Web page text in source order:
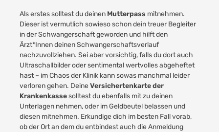
Als erstes solltest du deinen Mutterpass mitnehmen.
Dieser ist vermutlich sowieso schon dein treuer Begleiter
in der Schwangerschaft geworden und hilft den
Ärzt*Innen deinen Schwangerschaftsverlauf
nachzuvollziehen. Sei aber vorsichtig, falls du dort auch
Ultraschallbilder oder sentimental wertvolles abgeheftet
hast – im Chaos der Klinik kann sowas manchmal leider
verloren gehen. DeineVersichertenkarte der
Krankenkassesolltest du ebenfalls mit zu deinen
Unterlagen nehmen, oder im Geldbeutel belassen und
diesen mitnehmen. Erkundige dich im besten Fall vorab,
ob der Ort an dem du entbindest auch die Anmeldung